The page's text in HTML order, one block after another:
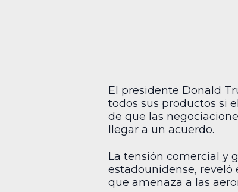
El presidente Donald
todos sus productos si
de que las
llegar a un acuerdo.
La tensión comercial y
estadounidense, reveló
que amenaza a las